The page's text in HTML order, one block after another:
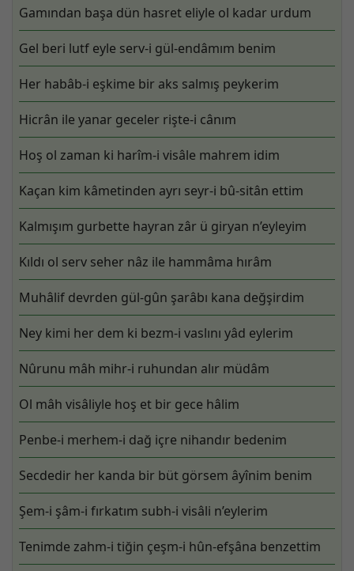
Gamından başa dün hasret eliyle ol kadar urdum
Gel beri lutf eyle serv-i gül-endâmım benim
Her habâb-i eşkime bir aks salmış peykerim
Hicrân ile yanar geceler rişte-i cânım
Hoş ol zaman ki harîm-i visâle mahrem idim
Kaçan kim kâmetinden ayrı seyr-i bû-sitân ettim
Kalmışım gurbette hayran zâr ü giryan n’eyleyim
Kıldı ol serv seher nâz ile hammâma hırâm
Muhâlif devrden gül-gûn şarâbı kana değşirdim
Ney kimi her dem ki bezm-i vaslını yâd eylerim
Nûrunu mâh mihr-i ruhundan alır müdâm
Ol mâh visâliyle hoş et bir gece hâlim
Penbe-i merhem-i dağ içre nihandır bedenim
Secdedir her kanda bir büt görsem âyînim benim
Şem-i şâm-i fırkatım subh-i visâli n’eylerim
Tenimde zahm-i tiğin çeşm-i hûn-efşâna benzettim